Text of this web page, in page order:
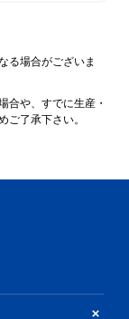
る場合がございま
合や、すでに生産・
ご了承下さい。